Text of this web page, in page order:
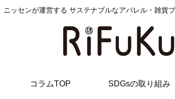
ニッセンが運営する サステナブルなアパレル・雑貨
コラムTOP SDGsの取り組み